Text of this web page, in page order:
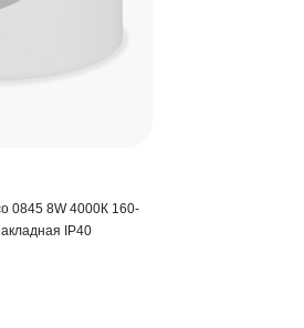
0845 8W 4000К 160-
IP40